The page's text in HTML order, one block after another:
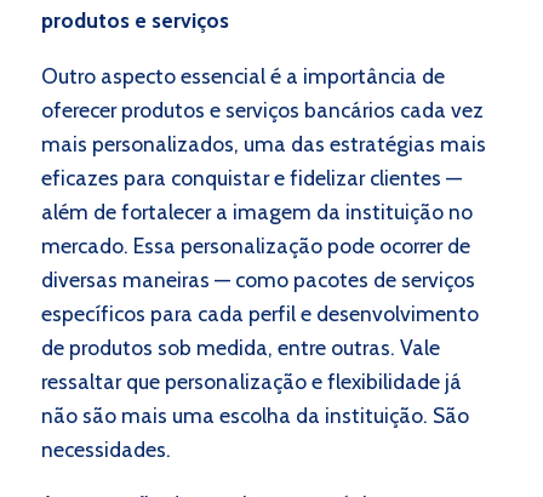
produtos e serviços
Outro aspecto essencial é a importância de
oferecer produtos e serviços bancários cada vez
mais personalizados, uma das estratégias mais
eficazes para conquistar e fidelizar clientes —
além de fortalecer a imagem da instituição no
mercado. Essa personalização pode ocorrer de
diversas maneiras — como pacotes de serviços
específicos para cada perfil e desenvolvimento
de produtos sob medida, entre outras. Vale
ressaltar que personalização e flexibilidade já
não são mais uma escolha da instituição. São
necessidades.